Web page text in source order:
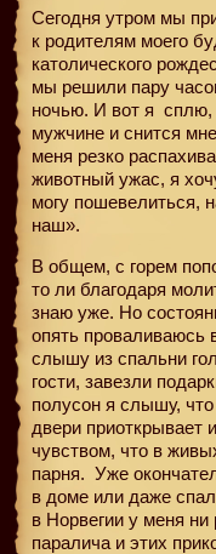
Сегодня утром мы
к родителям моего
католического
мы решили пару
ночью. И вот я сплю,
мужчине и снится
меня резко
животный ужас, я
могу пошевелиться,
наш».
В общем, с горем
то ли благодаря
знаю уже. Но
опять проваливаюсь
слышу из спальни
гости, завезли
полусон я слышу,
двери приоткрывает
чувством, что в
парня. Уже
в доме или даже
в Норвегии у меня ни
паралича и этих